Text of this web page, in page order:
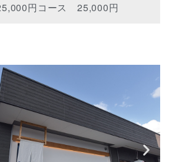
円コース 25,000円